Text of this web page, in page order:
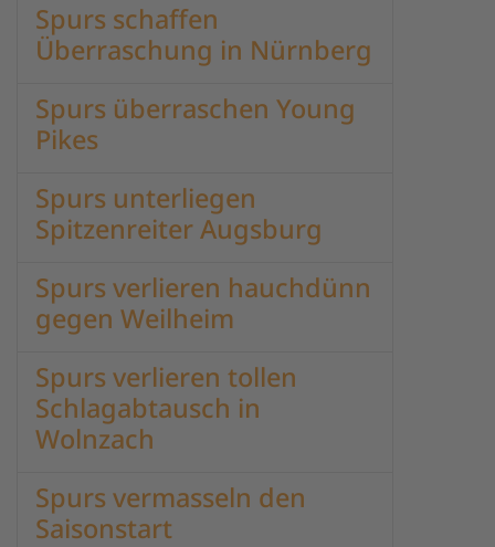
Spurs schaffen
Überraschung in Nürnberg
Spurs überraschen Young
Pikes
Spurs unterliegen
Spitzenreiter Augsburg
Spurs verlieren hauchdünn
gegen Weilheim
Spurs verlieren tollen
Schlagabtausch in
Wolnzach
Spurs vermasseln den
Saisonstart